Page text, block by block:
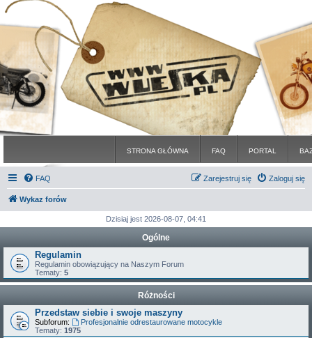
STRONA GŁÓWNA FAQ PORTAL
FAQ Zaloguj się
Zarejestruj się
Wykaz forów
Dzisiaj jest 2026-08-07, 04:41
Ogólne
Regulamin
Regulamin obowiązujący na Naszym Forum
Tematy: 5
Różności
Przedstaw siebie i swoje maszyny
Subforum:
Profesjonalnie odrestaurowane motocykle
Tematy: 1975